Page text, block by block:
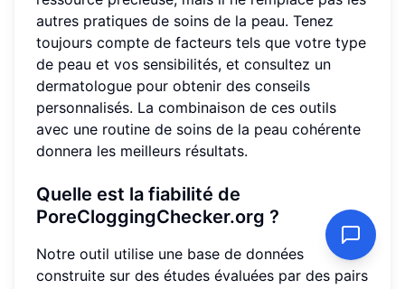
autres pratiques de soins de la peau. Tenez
toujours compte de facteurs tels que votre type
de peau et vos sensibilités, et consultez un
dermatologue pour obtenir des conseils
personnalisés. La combinaison de ces outils
avec une routine de soins de la peau cohérente
donnera les meilleurs résultats.
Quelle est la fiabilité de
PoreCloggingChecker.org ?
Notre outil utilise une base de données
construite sur des études évaluées par des pairs